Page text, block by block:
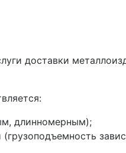
доставки
длинномерным);